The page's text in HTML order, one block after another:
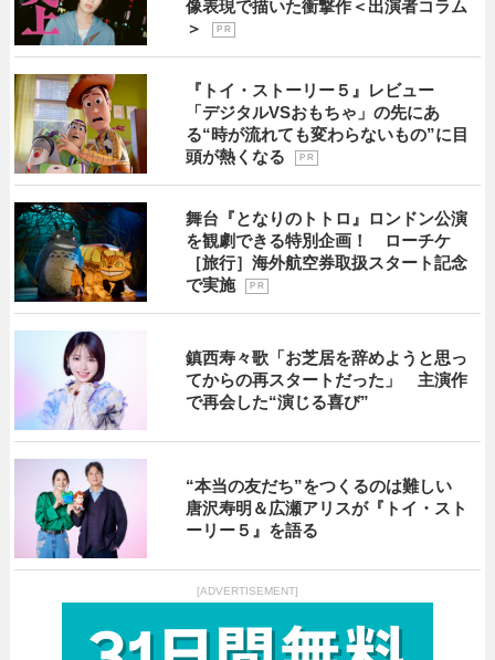
像表現で描いた衝撃作＜出演者コラム
＞
P R
『トイ・ストーリー５』レビュー
「デジタルVSおもちゃ」の先にあ
る“時が流れても変わらないもの”に目
頭が熱くなる
P R
舞台『となりのトトロ』ロンドン公演
を観劇できる特別企画！ ローチケ
［旅行］海外航空券取扱スタート記念
で実施
P R
鎮西寿々歌「お芝居を辞めようと思っ
てからの再スタートだった」 主演作
で再会した“演じる喜び”
“本当の友だち”をつくるのは難しい
唐沢寿明＆広瀬アリスが『トイ・スト
ーリー５』を語る
[ADVERTISEMENT]